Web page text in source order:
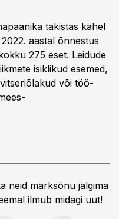
takistas kahel
aastal õnnestus
275 eset. Leidude
isiklikud esemed,
või töö­
neid märksõnu jälgima
ilmub midagi uut!